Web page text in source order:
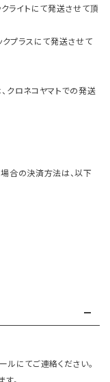
ライトにて発送させて頂
クプラスにて発送させて
クロネコヤマトでの発送
合の決済方法は、以下
にてご連絡ください。